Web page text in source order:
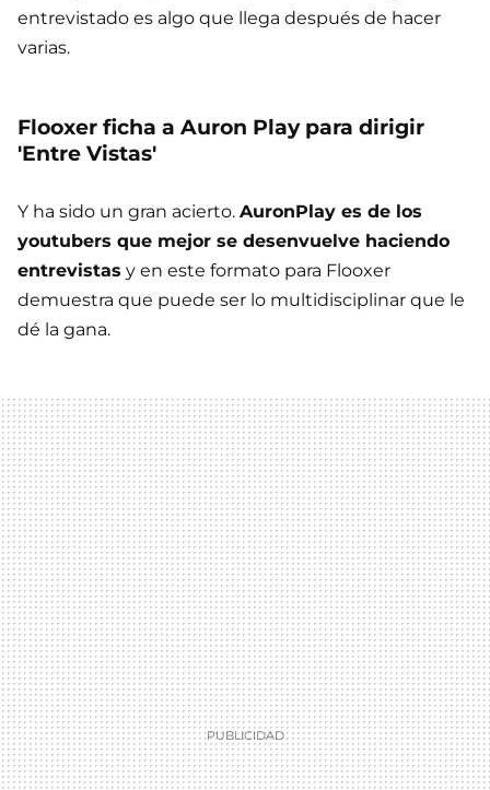
entrevistado es algo que llega después de hacer
varias.
Flooxer ficha a Auron Play para dirigir
'Entre Vistas'
Y ha sido un gran acierto. AuronPlay es de los
youtubers que mejor se desenvuelve haciendo
entrevistas y en este formato para Flooxer
demuestra que puede ser lo multidisciplinar que le
dé la gana.